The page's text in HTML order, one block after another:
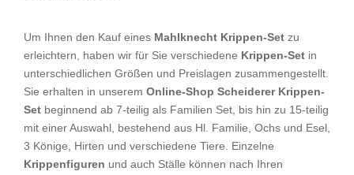
Um Ihnen den Kauf eines Mahlknecht Krippen-Set zu
erleichtern, haben wir für Sie verschiedene Krippen-Set in
unterschiedlichen Größen und Preislagen zusammengestellt.
Sie erhalten in unserem Online-Shop Scheiderer Krippen-
Set beginnend ab 7-teilig als Familien Set, bis hin zu 15-teilig
mit einer Auswahl, bestehend aus Hl. Familie, Ochs und Esel,
3 Könige, Hirten und verschiedene Tiere. Einzelne
Krippenfiguren und auch Ställe können nach Ihren